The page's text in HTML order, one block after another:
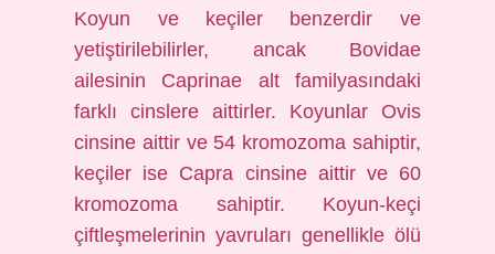
Koyun ve keçiler benzerdir ve
yetiştirilebilirler, ancak Bovidae
ailesinin Caprinae alt familyasındaki
farklı cinslere aittirler. Koyunlar Ovis
cinsine aittir ve 54 kromozoma sahiptir,
keçiler ise Capra cinsine aittir ve 60
kromozoma sahiptir. Koyun-keçi
çiftleşmelerinin yavruları genellikle ölü